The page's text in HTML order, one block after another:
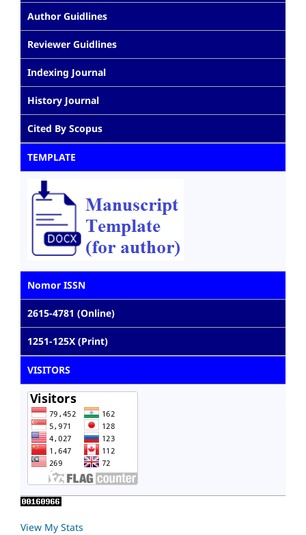
Author Guidlines
Reviewer Guidlines
Indexing Journal
History Journal
Cited By Scopus
TEMPLATE
Nomor ISSN
2615-4781 (Online)
1251-125X (Print)
VISITORS
View My Stats